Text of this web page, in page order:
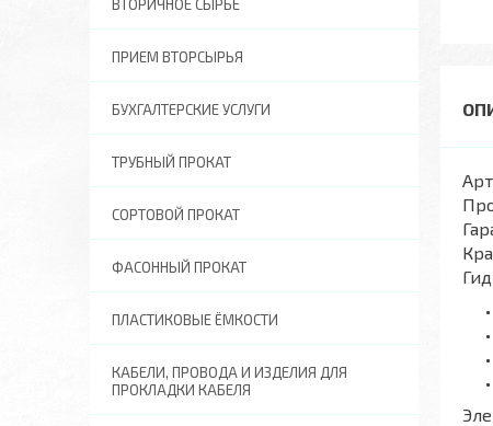
ВТОРИЧНОЕ СЫРЬЕ
ПРИЕМ ВТОРСЫРЬЯ
БУХГАЛТЕРСКИЕ УСЛУГИ
ТРУБНЫЙ ПРОКАТ
СОРТОВОЙ ПРОКАТ
ФАСОННЫЙ ПРОКАТ
ПЛАСТИКОВЫЕ ЁМКОСТИ
КАБЕЛИ, ПРОВОДА И ИЗДЕЛИЯ ДЛЯ
ПРОКЛАДКИ КАБЕЛЯ